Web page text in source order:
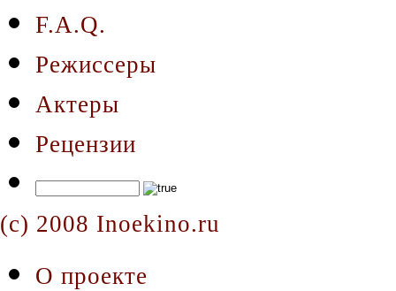
F.A.Q.
Режиссеры
Актеры
Рецензии
(c) 2008 Inoekino.ru
О проекте